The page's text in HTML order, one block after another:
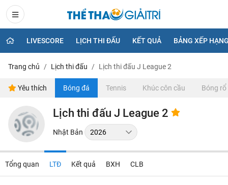
LIVESCORE LỊCH THI ĐẤU KẾT QUẢ BẢNG XẾP
Trang chủ Lịch thi đấu Lịch thi đấu J League 2
Yêu thích Bóng đá Tennis Khúc côn cầu Bóng rổ
Lịch thi đấu J League 2
Nhật Bản
Tổng quan LTĐ Kết quả BXH CLB